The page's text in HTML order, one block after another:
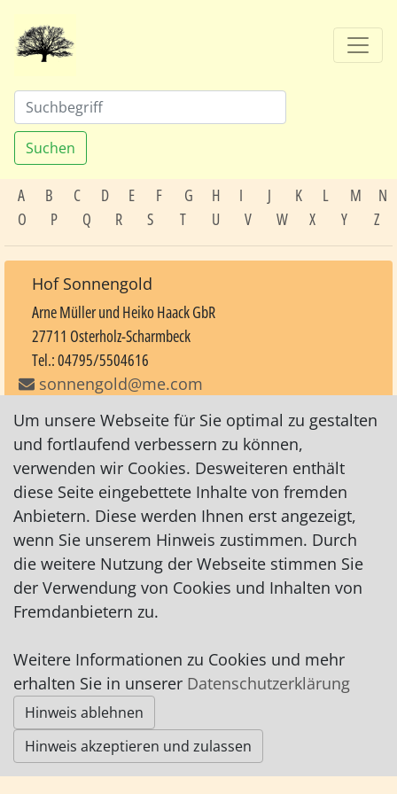
Suchen
A B C D E F G H I J K L M
N
O
P Q R S T U V W X Y Z
Hof Sonnengold
Arne Müller und Heiko Haack GbR
27711 Osterholz-Scharmbeck
Tel.: 04795/5504616
sonnengold@me.com
http://hof-sonnengold.de/ferienwohnung
Impressum|Datenschutz|AGB
Um unsere Webseite für Sie optimal zu gestalten
und fortlaufend verbessern zu können,
verwenden wir Cookies. Desweiteren enthält
diese Seite eingebettete Inhalte von fremden
Anbietern. Diese werden Ihnen erst angezeigt,
wenn Sie unserem Hinweis zustimmen. Durch
die weitere Nutzung der Webseite stimmen Sie
der Verwendung von Cookies und Inhalten von
Fremdanbietern zu.
Weitere Informationen zu Cookies und mehr
erhalten Sie in unserer Datenschutzerklärung
Hinweis ablehnen
Hinweis akzeptieren und zulassen